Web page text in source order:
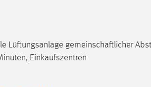
Lüftungsanlage gemeinschaftlicher
Einkaufszentren